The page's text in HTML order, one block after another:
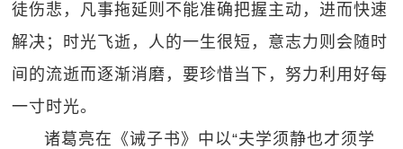
徒伤悲，凡事拖延则不能准确把握主动，进而快速
解决；时光飞逝，人的一生很短，意志力则会随时
间的流逝而逐渐消磨，要珍惜当下，努力利用好每
一寸时光。
诸葛亮在《诫子书》中以“夫学须静也才须学